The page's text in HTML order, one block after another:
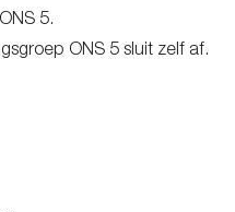
5.
ONS 5 sluit zelf af.